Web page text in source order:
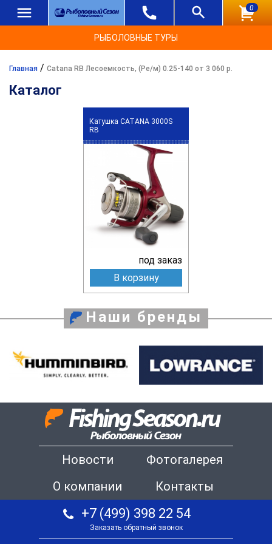
0
РЫБОЛОВНЫЕ ТУРЫ
Главная / Catana RB Лесоемкость, (Ре/м) 0.25-140 от 3 060 р.
Каталог
Катушка CATANA 3000S
RB
под заказ
В корзину
Наши бренды
Новости
Фотогалерея
О компании
Контакты
+7 (499) 398 22 54
Заказать обратный звонок